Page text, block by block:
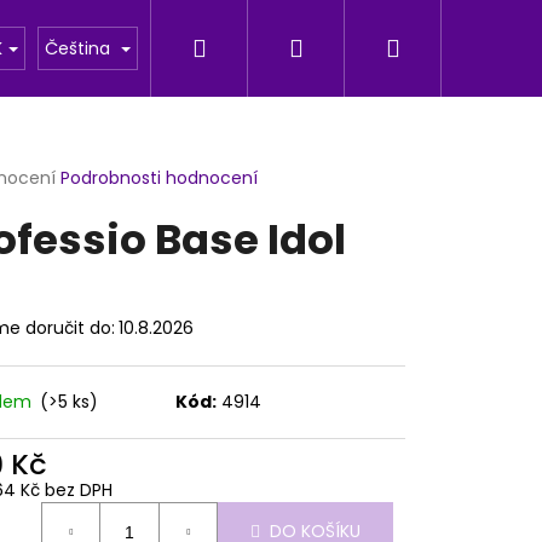
Fotogalerie
Čeština Přihlášení
Podrobnosti hodnocení
Base Idol
doručit do: 10.8.2026
(>5 ks) Kód: 4914
Kč
Kč bez DPH
DO KOŠÍKU